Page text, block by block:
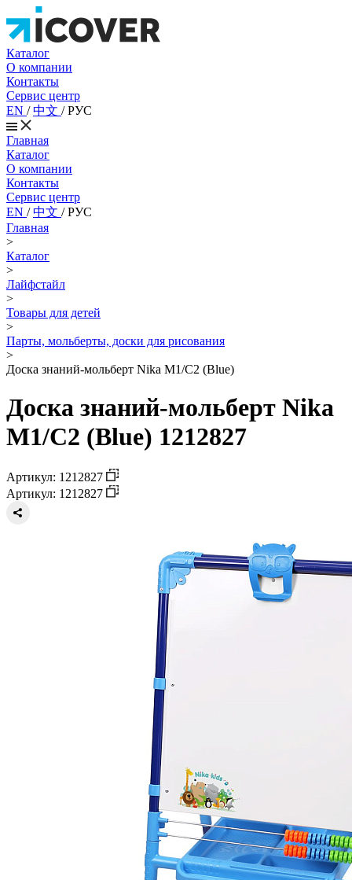
Каталог
О компании
Контакты
Сервис центр
EN /中文 /РУС
Главная
Каталог
О компании
Контакты
Сервис центр
EN /中文 /РУС
Главная
>
Каталог
>
Лайфстайл
>
Товары для детей
>
Парты, мольберты, доски для рисования
>
Доска знаний-мольберт Nika М1/С2 (Blue)
Доска знаний-мольберт Nika
М1/С2 (Blue) 1212827
Артикул: 1212827
Артикул: 1212827